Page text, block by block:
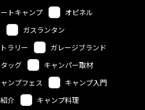
トキャンプ
オピネル
ガスランタン
ラリー
ガレージブランド
ッグ
キャンパー取材
ンプフェス
キャンプ入門
介
キャンプ料理